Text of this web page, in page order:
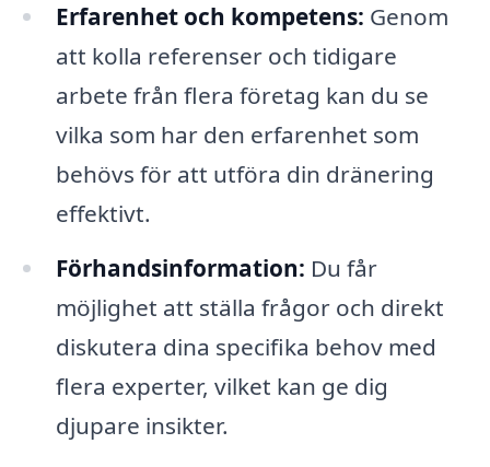
Erfarenhet och kompetens: Genom
att kolla referenser och tidigare
arbete från flera företag kan du se
vilka som har den erfarenhet som
behövs för att utföra din dränering
effektivt.
Förhandsinformation: Du får
möjlighet att ställa frågor och direkt
diskutera dina specifika behov med
flera experter, vilket kan ge dig
djupare insikter.